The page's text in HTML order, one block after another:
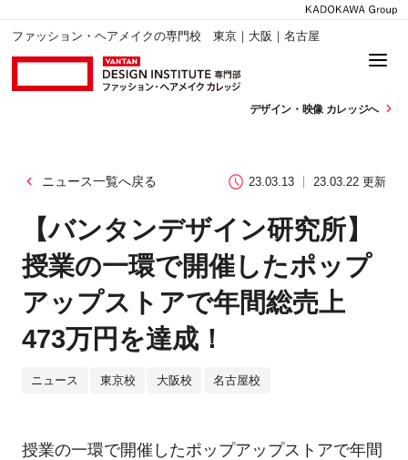
ファッション・ヘアメイクの専門校 東京｜大阪｜名古屋
デザイン・ 映像 カレッジへ
ニュース一覧へ戻る 23.03.13 23.03.22 更新
【バンタンデザイン研究所】
授業の一環で開催したポップ
アップストアで年間総売上
473万円を達成！
ニュース 東京校 大阪校 名古屋校
授業の一環で開催したポップアップストアで年間